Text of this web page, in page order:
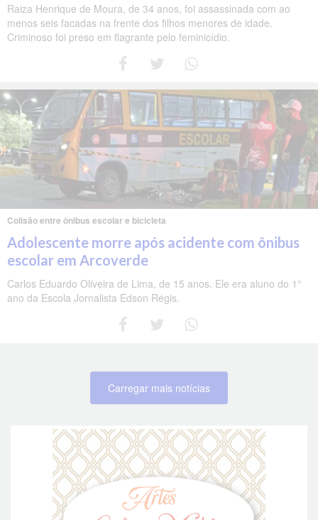
Raiza Henrique de Moura, de 34 anos, foi assassinada com ao
menos seis facadas na frente dos filhos menores de idade.
Criminoso foi preso em flagrante pelo feminicídio.
Colisão entre ônibus escolar e bicicleta
Adolescente morre após acidente com ônibus
escolar em Arcoverde
Carlos Eduardo Oliveira de Lima, de 15 anos. Ele era aluno do 1°
ano da Escola Jornalista Edson Régis.
Carregar mais notícias